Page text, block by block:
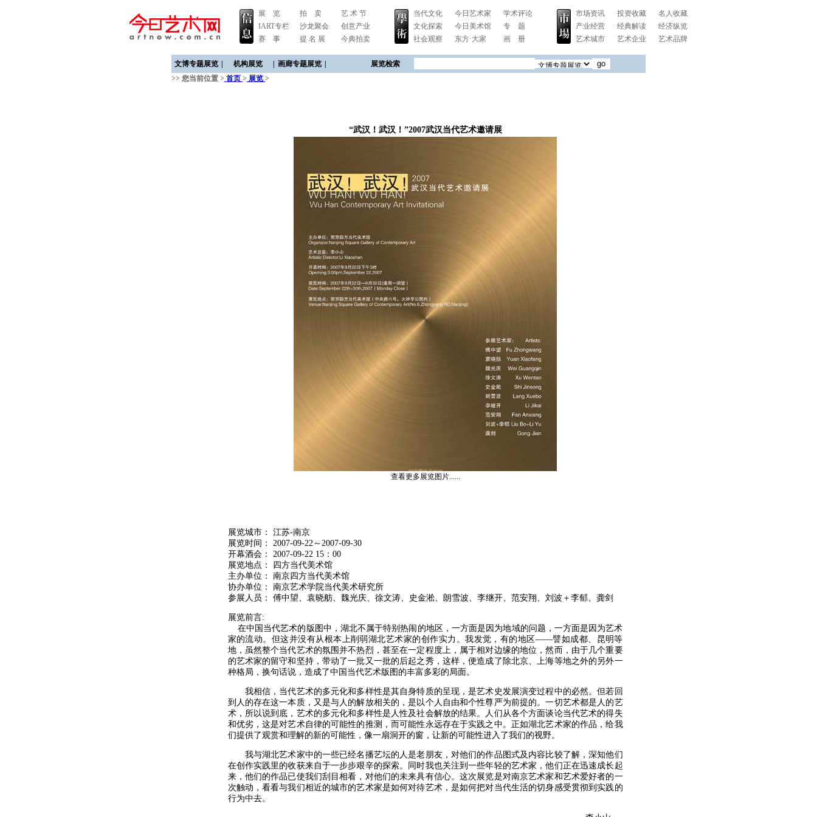
展 览
IART专栏
赛 事
拍 卖
沙龙聚会
提 名 展
艺 术 节
创意产业
今典拍卖
当代文化
文化探索
社会观察
今日艺术家
今日美术馆
东方·大家
学术评论
专 题
画 册
市场资讯
产业经营
艺术城市
投资收藏
经典解读
艺术企业
名人收藏
经济纵览
艺术品牌
文博专题展览 机构展览 画廊专题展览
展览检索
>> 您当前位置 > 首页 > 展览 >
“武汉！武汉！”2007武汉当代艺术邀请展
查看更多展览图片......
展览城市： 江苏-南京
展览时间： 2007-09-22～2007-09-30
开幕酒会： 2007-09-22 15：00
展览地点： 四方当代美术馆
主办单位： 南京四方当代美术馆
协办单位： 南京艺术学院当代美术研究所
参展人员： 傅中望、袁晓舫、魏光庆、徐文涛、史金淞、朗雪波、李继开、范安翔、刘波＋李郁、龚剑
展览前言:
在中国当代艺术的版图中，湖北不属于特别热闹的地区，一方面是因为地域的问题，一方面是因为艺术
家的流动。但这并没有从根本上削弱湖北艺术家的创作实力。我发觉，有的地区——譬如成都、昆明等
地，虽然整个当代艺术的氛围并不热烈，甚至在一定程度上，属于相对边缘的地位，然而，由于几个重要
的艺术家的留守和坚持，带动了一批又一批的后起之秀，这样，便造成了除北京、上海等地之外的另外一
种格局，换句话说，造成了中国当代艺术版图的丰富多彩的局面。
我相信，当代艺术的多元化和多样性是其自身特质的呈现，是艺术史发展演变过程中的必然。但若回
到人的存在这一本质，又是与人的解放相关的，是以个人自由和个性尊严为前提的。一切艺术都是人的艺
术，所以说到底，艺术的多元化和多样性是人性及社会解放的结果。人们从各个方面谈论当代艺术的得失
和优劣，这是对艺术自律的可能性的推测，而可能性永远存在于实践之中。正如湖北艺术家的作品，给我
们提供了观赏和理解的新的可能性，像一扇洞开的窗，让新的可能性进入了我们的视野。
我与湖北艺术家中的一些已经名播艺坛的人是老朋友，对他们的作品图式及内容比较了解，深知他们
在创作实践里的收获来自于一步步艰辛的探索。同时我也关注到一些年轻的艺术家，他们正在迅速成长起
来，他们的作品已使我们刮目相看，对他们的未来具有信心。这次展览是对南京艺术家和艺术爱好者的一
次触动，看看与我们相近的城市的艺术家是如何对待艺术，是如何把对当代生活的切身感受贯彻到实践的
行为中去。